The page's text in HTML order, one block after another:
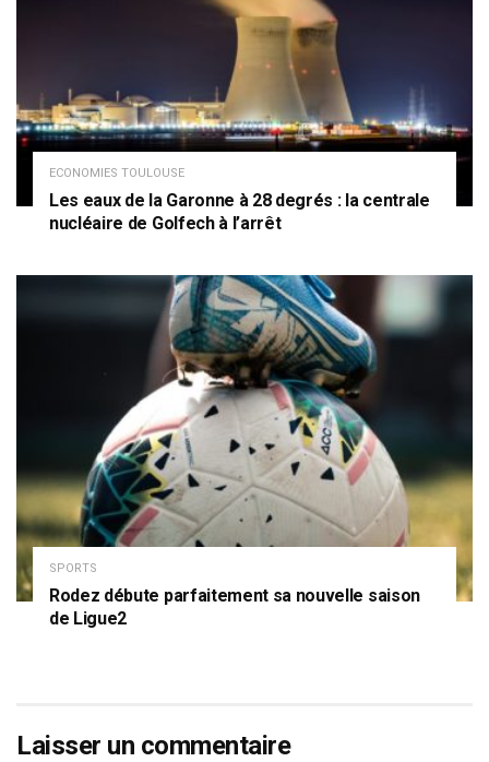
ECONOMIES TOULOUSE
Les eaux de la Garonne à 28 degrés : la centrale
nucléaire de Golfech à l’arrêt
SPORTS
Rodez débute parfaitement sa nouvelle saison
de Ligue2
Laisser un commentaire